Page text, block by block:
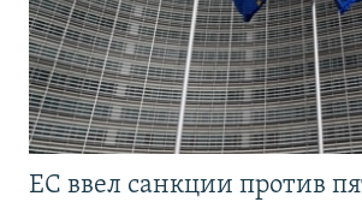
ЕС ввел санкции против